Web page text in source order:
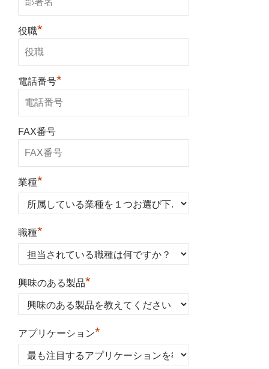
役職*
電話番号*
FAX番号
業種*
職種*
興味のある製品*
アプリケーション*